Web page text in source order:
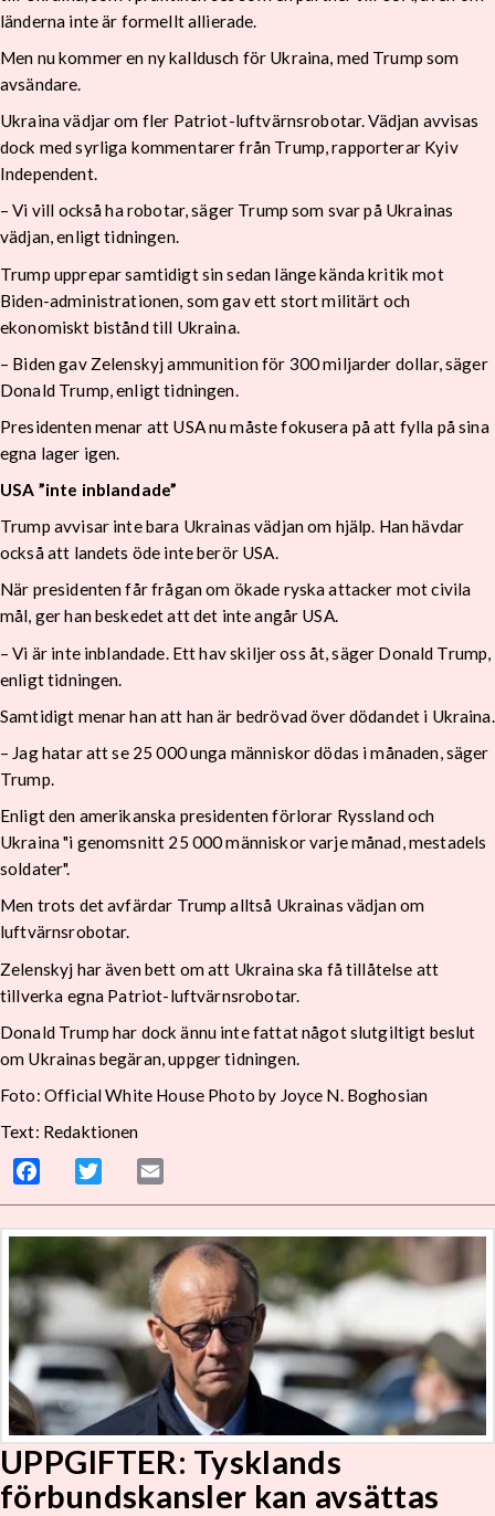
länderna inte är formellt allierade.
Men nu kommer en ny kalldusch för Ukraina, med Trump som
avsändare.
Ukraina vädjar om fler Patriot-luftvärnsrobotar. Vädjan avvisas
dock med syrliga kommentarer från Trump, rapporterar Kyiv
Independent.
– Vi vill också ha robotar, säger Trump som svar på Ukrainas
vädjan, enligt tidningen.
Trump upprepar samtidigt sin sedan länge kända kritik mot
Biden-administrationen, som gav ett stort militärt och
ekonomiskt bistånd till Ukraina.
– Biden gav Zelenskyj ammunition för 300 miljarder dollar, säger
Donald Trump, enligt tidningen.
Presidenten menar att USA nu måste fokusera på att fylla på sina
egna lager igen.
USA ”inte inblandade”
Trump avvisar inte bara Ukrainas vädjan om hjälp. Han hävdar
också att landets öde inte berör USA.
När presidenten får frågan om ökade ryska attacker mot civila
mål, ger han beskedet att det inte angår USA.
– Vi är inte inblandade. Ett hav skiljer oss åt, säger Donald Trump,
enligt tidningen.
Samtidigt menar han att han är bedrövad över dödandet i Ukraina.
– Jag hatar att se 25 000 unga människor dödas i månaden, säger
Trump.
Enligt den amerikanska presidenten förlorar Ryssland och
Ukraina "i genomsnitt 25 000 människor varje månad, mestadels
soldater".
Men trots det avfärdar Trump alltså Ukrainas vädjan om
luftvärnsrobotar.
Zelenskyj har även bett om att Ukraina ska få tillåtelse att
tillverka egna Patriot-luftvärnsrobotar.
Donald Trump har dock ännu inte fattat något slutgiltigt beslut
om Ukrainas begäran, uppger tidningen.
Foto: Official White House Photo by Joyce N. Boghosian
Text: Redaktionen
Facebook Twitter
UPPGIFTER: Tysklands
förbundskansler kan avsättas